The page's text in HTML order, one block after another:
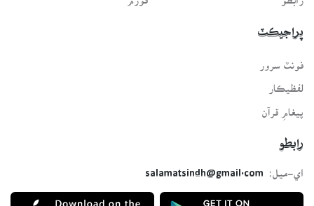
پراجيڪٽ
لفظيڪار
پيغامِ قرآن
رابطو
اي-ميل:
salamatsindh@gmail.com